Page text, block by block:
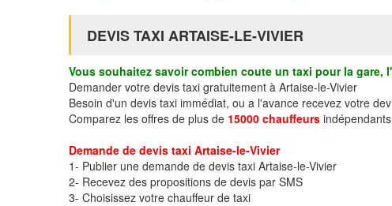
DEVIS TAXI ARTAISE-LE-VIVIER
Vous souhaitez savoir combien coute un taxi pour la
Demander votre devis taxi gratuitement à Artaise-le-Vivier
Besoin d'un devis taxi immédiat, ou a l'avance recevez votre
Comparez les offres de plus de 15000 chauffeurs
Demande de devis taxi Artaise-le-Vivier
1- Publier une demande de devis taxi Artaise-le-Vivier
2- Recevez des propositions de devis par SMS
3- Choisissez votre chauffeur de taxi